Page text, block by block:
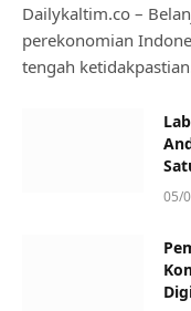
Dailykaltim.co –
perekonomian
tengah
05/